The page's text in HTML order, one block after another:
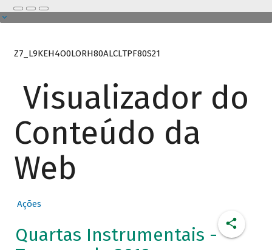
Z7_L9KEH4O0LORH80ALCLTPF80S21
Visualizador do
Conteúdo da
Web
Ações
Quartas Instrumentais -